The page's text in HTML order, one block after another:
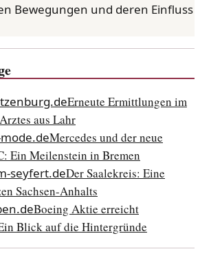
Bewegungen und deren Einfluss
Erneute Ermittlungen im
aus Lahr
Mercedes und der neue
Ein Meilenstein in Bremen
seyfert.deDer Saalekreis: Eine
Sachsen-Anhalts
Boeing Aktie erreicht
Blick auf die Hintergründe